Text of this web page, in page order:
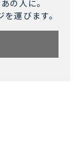
の人に。
運びます。